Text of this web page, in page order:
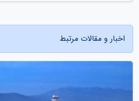
اخبار و مقالات مرتبط